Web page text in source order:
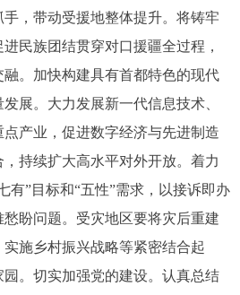
在线访谈 图说互动
十六区概览 人文北京
图说北京 视频北京
한국어 日本語
，带动受援地整体提升。将铸牢
民族团结贯穿对口援疆全过程，
。加快构建具有首都特色的现代
展。大力发展新一代信息技术、
产业，促进数字经济与先进制造
持续扩大高水平对外开放。着力
有”目标和“五性”需求，以接诉即办
盼问题。受灾地区要将灾后重建
施乡村振兴战略等紧密结合起
。切实加强党的建设。认真总结